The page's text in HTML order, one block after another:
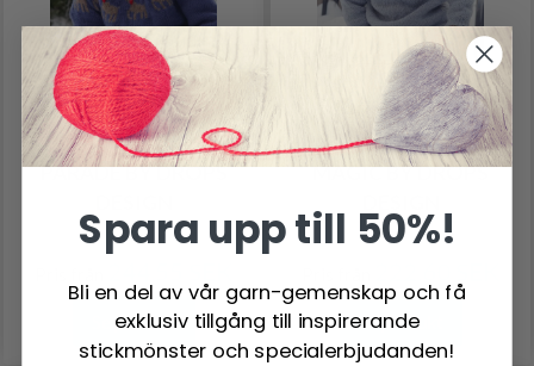
48-16 RUDOLPH'S
PARADE BY DROPS
Se produkt
48-14 SNOWMAN
MAGIC BY DROPS
Se produkt
Spara upp till 50%!
Bli en del av vår garn-gemenskap och få
exklusiv tillgång till inspirerande
stickmönster och specialerbjudanden!